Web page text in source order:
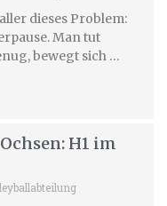
dieses Problem:
Man tut
bewegt sich …
H1 im